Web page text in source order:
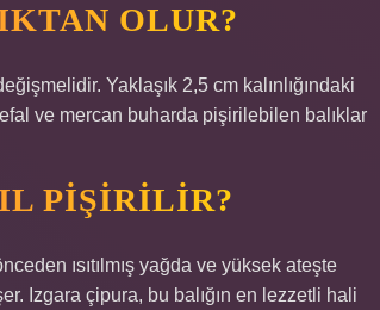
OLUR?
Yaklaşık 2,5 cm kalınlığındaki
ve mercan buharda pişirilebilen balıklar
PIŞIRILIR?
ısıtılmış yağda ve yüksek ateşte
Izgara çipura, bu balığın en lezzetli hali